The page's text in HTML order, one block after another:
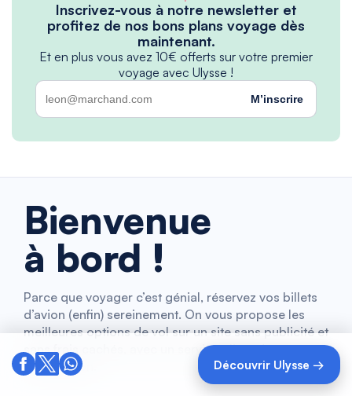
Découvrir Ulysse →
Inscrivez-vous à notre newsletter et
profitez de nos bons plans voyage dès
maintenant.
Et en plus vous avez 10€ offerts sur votre premier
voyage avec Ulysse !
M’inscrire
Bienvenue
à bord !
Parce que voyager c’est génial, réservez vos billets
d’avion (enfin) sereinement. On vous propose les
meilleures options de vol sur un site sans publicité et
sans frais cachés, avec un service client de
compétition.